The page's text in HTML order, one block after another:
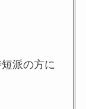
派の方に